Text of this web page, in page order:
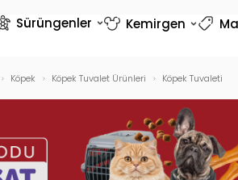
Sürüngenler Kemirgen
Köpek Köpek Tuvalet Ürünleri Köpek Tuvaleti